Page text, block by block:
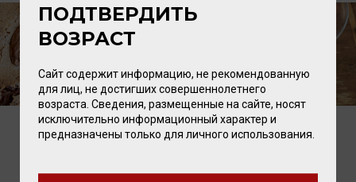
ПОДТВЕРДИТЬ
ВОЗРАСТ
Сайт содержит информацию, не рекомендованную
для лиц, не достигших совершеннолетнего
возраста. Сведения, размещенные на сайте, носят
исключительно информационный характер и
предназначены только для личного использования.